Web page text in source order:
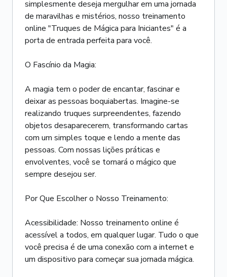
simplesmente deseja mergulhar em uma jornada
de maravilhas e mistérios, nosso treinamento
online "Truques de Mágica para Iniciantes" é a
porta de entrada perfeita para você.
O Fascínio da Magia:
A magia tem o poder de encantar, fascinar e
deixar as pessoas boquiabertas. Imagine-se
realizando truques surpreendentes, fazendo
objetos desaparecerem, transformando cartas
com um simples toque e lendo a mente das
pessoas. Com nossas lições práticas e
envolventes, você se tornará o mágico que
sempre desejou ser.
Por Que Escolher o Nosso Treinamento:
Acessibilidade: Nosso treinamento online é
acessível a todos, em qualquer lugar. Tudo o que
você precisa é de uma conexão com a internet e
um dispositivo para começar sua jornada mágica.